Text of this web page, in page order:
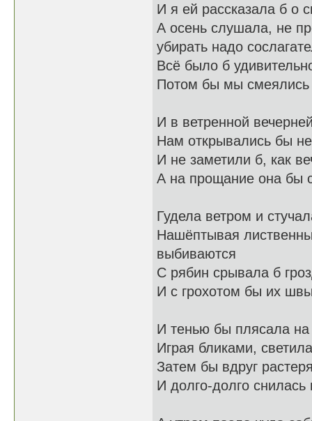
И я ей рассказала б о
А осень слушала, не
убирать надо
Всё было б
Потом бы мы
И в ветренной
Нам открывались бы
И не заметили б, как
А на прощание она бы
Гудела ветром и
Нашёптывая
выбиваются
С рябин срывала б
И с грохотом бы их
И тенью бы плясала на
Играя бликами,
Затем бы вдруг
И долго-долго